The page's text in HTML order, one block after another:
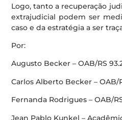
Logo, tanto a recuperação
extrajudicial podem ser
caso e da estratégia a ser
Por:
Augusto Becker – OAB/RS
Carlos Alberto Becker – OAB/
Fernanda Rodrigues – OAB/RS
Jean Pablo Kunkel –